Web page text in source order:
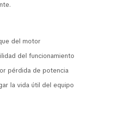
del motor
del funcionamiento
pérdida de potencia
la vida útil del equipo